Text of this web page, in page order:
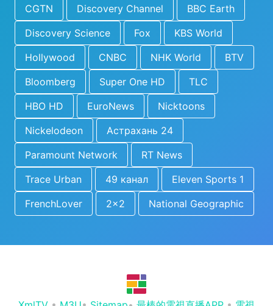
CGTN
Discovery Channel
BBC Earth
Discovery Science
Fox
KBS World
Hollywood
CNBC NHK World
BTV
Bloomberg
Super One HD
TLC
HBO HD
EuroNews
Nicktoons
Nickelodeon
Астрахань 24
Paramount Network
RT News
Trace Urban
49 канал
Eleven Sports 1
FrenchLover
2x2 National Geographic